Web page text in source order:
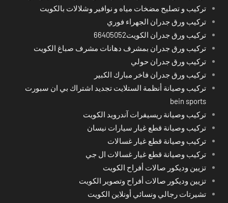
تركيب و تصليح مضخات مياه و نوافير وشلالات بالكويت
تركيب ورق جدران الجهراء فوري
تركيب ورق جدران الكويت66405052
تركيب ورق جدران بمشرف دهانات مشرف صباغ الكويت
تركيب ورق جدران حولي
تركيب ورق جدران فاخر مبارك الكبير
تركيب وصيانة أنظمة الستلايت تجديد اشتراك بي ان سبورت
bein sports
تركيب وصيانة ريسيفرات آندرويد الكويت
تركيب وصيانة قطع غيار سيارات نيسان
تركيب وصيانة قطع غيار غسالات
تركيب وصيانة قطع غيار غسالات ال جي
تزيين وديكور صالات أفراح الكويت
تزيين وديكور صالات أفراح وتصوير الكويت
تشيرتات رجالي ونسائي أونلاين الكويت